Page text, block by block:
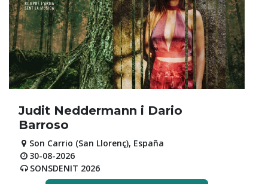
Judit Neddermann i Dario
Barroso
Son Carrio (San Llorenç), España
30-08-2026
SONSDENIT 2026